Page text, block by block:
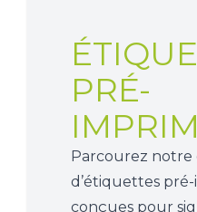
PRÉ-
Parcourez notre
d’étiquettes
conçues pour